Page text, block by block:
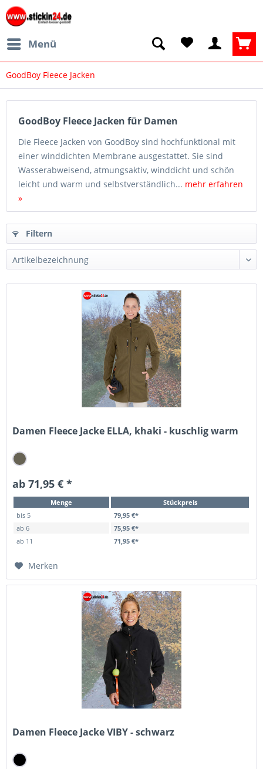
Menü
GoodBoy Fleece Jacken
GoodBoy Fleece Jacken für Damen
Die Fleece Jacken von GoodBoy sind hochfunktional mit
einer winddichten Membrane ausgestattet. Sie sind
Wasserabweisend, atmungsaktiv, winddicht und schön
leicht und warm und selbstverständlich... mehr erfahren
»
Filtern
Damen Fleece Jacke ELLA, khaki - kuschlig warm
ab 71,95 € *
Menge
Stückpreis
bis 5
79,95 €*
ab 6
75,95 €*
ab 11 71,95 €*
Merken
Damen Fleece Jacke VIBY - schwarz